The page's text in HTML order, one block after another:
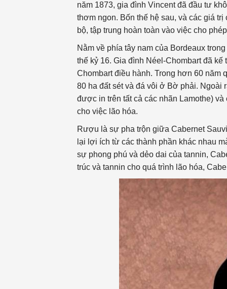
năm 1873, gia đình Vincent đã đầu tư
thơm ngon. Bốn thế hệ sau, và các giá
bộ, tập trung hoàn toàn vào việc cho
Nằm về phía tây nam của Bordeaux
thế kỷ 16. Gia đình Néel-Chombart đã
Chombart điều hành. Trong hơn 60 năm
80 ha đất sét và đá vôi ở Bờ phải. Ngoài
được in trên tất cả các nhãn Lamothe)
cho việc lão hóa.
Rượu là sự pha trộn giữa Cabernet
lại lợi ích từ các thành phần khác nhau
sự phong phú và dẻo dai của tannin,
trúc và tannin cho quá trình lão hóa,